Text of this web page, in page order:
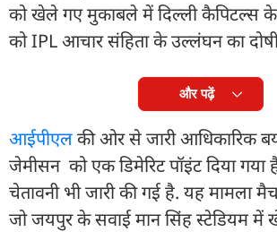
को खेले गए मुकाबले में दिल्ली कैपिटल्स
को IPL आचार संहिता के उल्लंघन का दोषी
और पढ़ें
आईपीएलकी ओर से जारी आधिकारिक
जेमीसन को एक डिमेरिट पॉइंट दिया
चेतावनी भी जारी की गई है. यह मामला
जो जयपुर के सवाई मान स‍िंह स्टेड‍ियम में